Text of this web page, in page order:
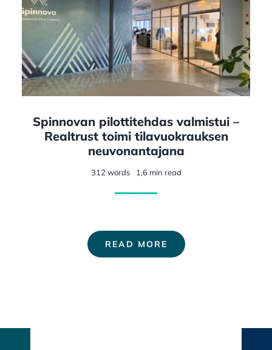
Spinnovan pilottitehdas valmistui –
Realtrust toimi tilavuokrauksen
neuvonantajana
312 words 1,6 min read
READ MORE